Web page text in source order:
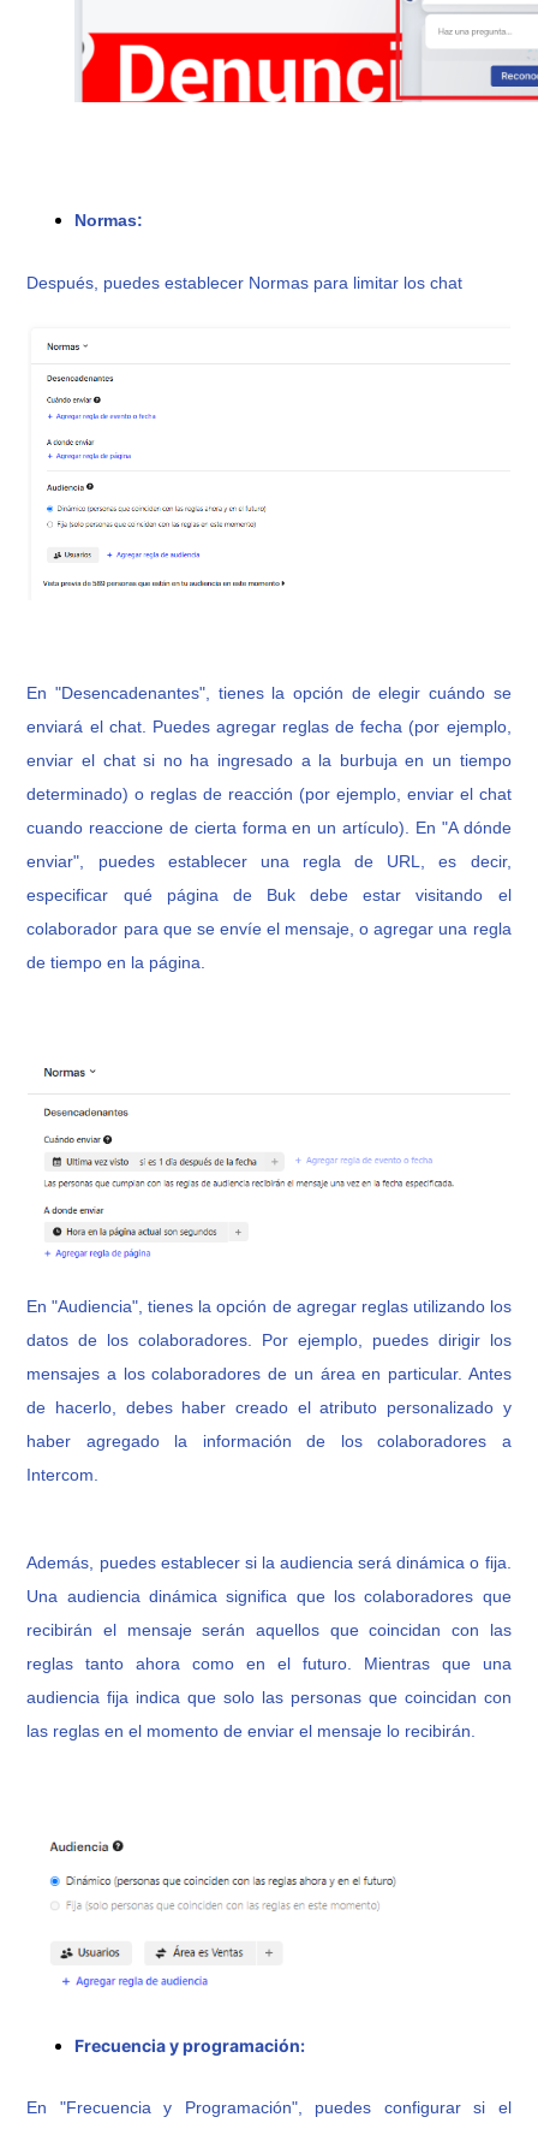
Normas:
Después, puedes establecer Normas para limitar los chat
En "Desencadenantes", tienes la opción de elegir cuándo se
enviará el chat. Puedes agregar reglas de fecha (por ejemplo,
enviar el chat si no ha ingresado a la burbuja en un tiempo
determinado) o reglas de reacción (por ejemplo, enviar el chat
cuando reaccione de cierta forma en un artículo). En "A dónde
enviar", puedes establecer una regla de URL, es decir,
especificar qué página de Buk debe estar visitando el
colaborador para que se envíe el mensaje, o agregar una regla
de tiempo en la página.
En "Audiencia", tienes la opción de agregar reglas utilizando los
datos de los colaboradores. Por ejemplo, puedes dirigir los
mensajes a los colaboradores de un área en particular. Antes
de hacerlo, debes haber creado el atributo personalizado y
haber agregado la información de los colaboradores a
Intercom.
Además, puedes establecer si la audiencia será dinámica o fija.
Una audiencia dinámica significa que los colaboradores que
recibirán el mensaje serán aquellos que coincidan con las
reglas tanto ahora como en el futuro. Mientras que una
audiencia fija indica que solo las personas que coincidan con
las reglas en el momento de enviar el mensaje lo recibirán.
Frecuencia y programación:
En "Frecuencia y Programación", puedes configurar si el